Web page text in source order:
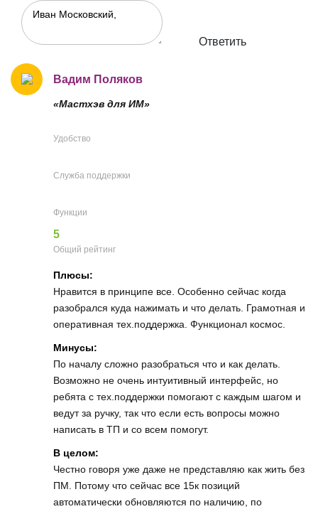
Ответить
Вадим Поляков
«Мастхэв для ИМ»
Удобство
Служба поддержки
Функции
5
Общий рейтинг
Плюсы:
Нравится в принципе все. Особенно сейчас когда
разобрался куда нажимать и что делать. Грамотная и
оперативная тех.поддержка. Функционал космос.
Минусы:
По началу сложно разобраться что и как делать.
Возможно не очень интуитивный интерфейс, но
ребята с тех.поддержки помогают с каждым шагом и
ведут за ручку, так что если есть вопросы можно
написать в ТП и со всем помогут.
В целом:
Честно говоря уже даже не представляю как жить без
ПМ. Потому что сейчас все 15к позиций
автоматически обновляются по наличию, по